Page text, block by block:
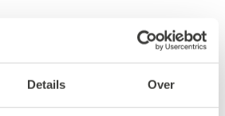
Details Over